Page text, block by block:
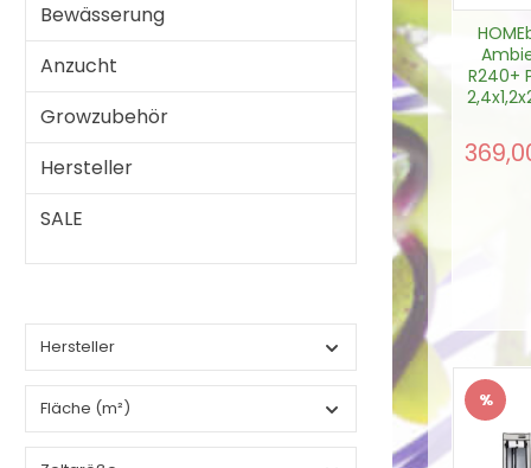
Bewässerung
Anzucht
Growzubehör
Hersteller
SALE
Hersteller
Fläche (m²)
R240+
In
%